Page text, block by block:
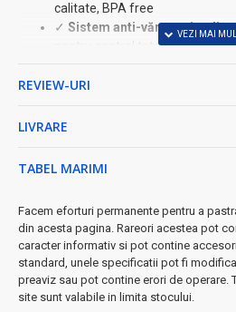
calitate, BPA free
✓ Sistem anti-vărsare
pentru control total al curgerii
ușor
Caracteristici tehnice:
• Capacitate: 1.5 litri
• Culoare: Negru elegant
• Menține cald: până la 18 ore ⚡
• Menține rece: până la 24 ore ⚡
• BPA free - sigur pentru
Ideal pentru birou, călătorii, activități
REVIEW-URI
LIVRARE
TABEL MARIMI
Facem eforturi permanente pentru a
din acesta pagina. Rareori acestea pot
caracter informativ si pot contine
standard, unele specificatii pot fi
preaviz sau pot contine erori de operare.
site sunt valabile in limita stocului.